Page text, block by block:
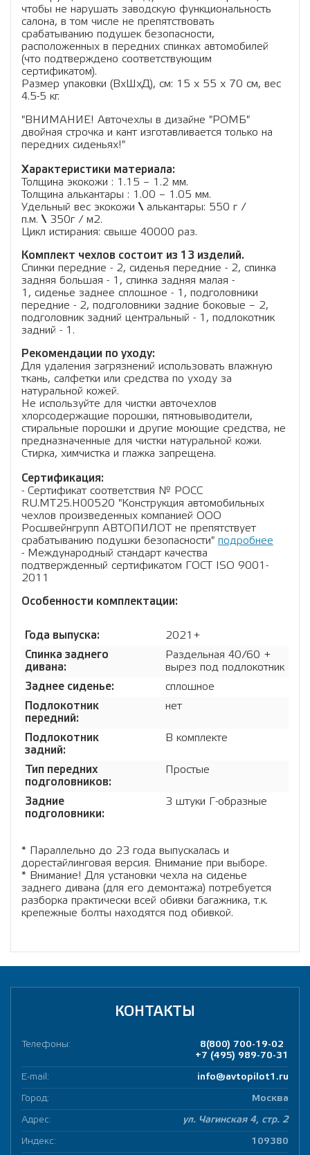
чтобы не нарушать заводскую функциональность
салона, в том числе не препятствовать
срабатыванию подушек безопасности,
расположенных в передних спинках автомобилей
(что подтверждено соответствующим
сертификатом).
Размер упаковки (ВхШхД), см: 15 x 55 x 70 см, вес
4.5-5 кг.
"ВНИМАНИЕ! Авточехлы в дизайне "РОМБ"
двойная строчка и кант изготавливается только на
передних сиденьях!"
Характеристики материала:
Толщина экокожи : 1.15 – 1.2 мм.
Толщина алькантары : 1.00 – 1.05 мм.
Удельный вес экокожи \алькантары: 550 г /
п.м. \350г / м2.
Цикл истирания: свыше 40000 раз.
Комплект чехлов состоит из 13 изделий.
Спинки передние - 2, сиденья передние - 2, спинка
задняя большая - 1, спинка задняя малая -
1, сиденье заднее сплошное - 1, подголовники
передние - 2, подголовники задние боковые – 2,
подголовник задний центральный - 1, подлокотник
задний - 1.
Рекомендации по уходу:
Для удаления загрязнений использовать влажную
ткань, салфетки или средства по уходу за
натуральной кожей.
Не используйте для чистки авточехлов
хлорсодержащие порошки, пятновыводители,
стиральные порошки и другие моющие средства, не
предназначенные для чистки натуральной кожи.
Стирка, химчистка и глажка запрещена.
Сертификация:
- Сертификат соответствия № РОСС
RU.МТ25.Н00520 "Конструкция автомобильных
чехлов произведенных компанией ООО
Росшвейнгрупп АВТОПИЛОТ не препятствует
срабатыванию подушки безопасности" подробнее
- Международный стандарт качества
подтвержденный сертификатом ГОСТ ISO 9001-
2011
Особенности комплектации:
Года выпуска:
2021+
Спинка заднего
дивана:
Раздельная 40/60 +
вырез под подлокотник
Заднее сиденье:
сплошное
Подлокотник
передний:
нет
Подлокотник
задний:
В комплекте
Тип передних
подголовников:
Простые
Задние
подголовники:
3 штуки Г-образные
* Параллельно до 23 года выпускалась и
дорестайлинговая версия. Внимание при выборе.
* Внимание! Для установки чехла на сиденье
заднего дивана (для его демонтажа) потребуется
разборка практически всей обивки багажника, т.к.
крепежные болты находятся под обивкой.
КОНТАКТЫ
Телефоны:
8(800) 700-19-02
+7 (495) 989-70-31
E-mail: info@avtopilot1.ru
Город: Москва
Адрес: ул. Чагинская 4, стр. 2
Индекс: 109380